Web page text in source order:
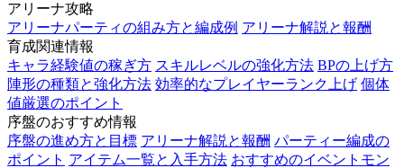
アリーナ攻略
アリーナパーティの組み方と編成例 アリーナ解説と報酬
育成関連情報
キャラ経験値の稼ぎ方 スキルレベルの強化方法 BPの上げ方
陣形の種類と強化方法 効率的なプレイヤーランク上げ 個体
値厳選のポイント
序盤のおすすめ情報
序盤の進め方と目標 アリーナ解説と報酬 パーティー編成の
ポイント アイテム一覧と入手方法 おすすめのイベントモン